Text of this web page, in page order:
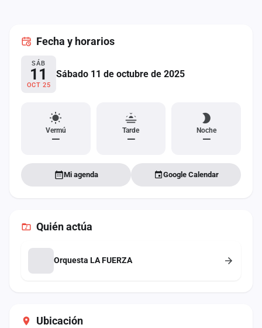
Ubicación
Fecha y horarios
SÁB
11
OCT 25
Sábado 11 de octubre de 2025
Vermú
—
Tarde
—
Noche
—
Mi agenda Google Calendar
Quién actúa
Orquesta LA FUERZA
Administración
Contacto